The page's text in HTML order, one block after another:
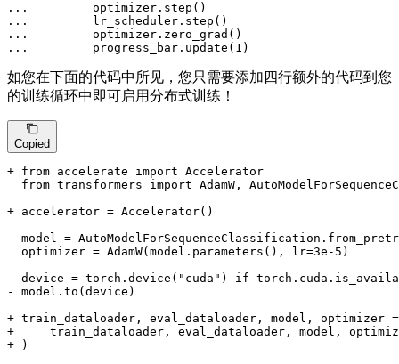
...
...
...
...
        progress_bar.update(
1 )
如您在下面的代码中所见，您只需要添加四行额外的代码到您
的训练循环中即可启用分布式训练！
Copied
+ from accelerate import Accelerator
from transformers import AdamW,
+ accelerator = Accelerator()
model =
  optimizer = AdamW(model.parameters(), lr=3e-5)
- device = torch.device("cuda") if
- model.to(device)
+ train_dataloader, eval_dataloader, model, optimizer
+     train_dataloader, eval_dataloader, model,
+ )